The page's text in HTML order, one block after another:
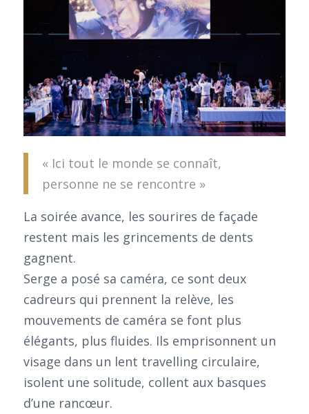
« Ici tout le monde se connaît,
personne ne se rencontre »
La soirée avance, les sourires de façade
restent mais les grincements de dents
gagnent.
Serge a posé sa caméra, ce sont deux
cadreurs qui prennent la relève, les
mouvements de caméra se font plus
élégants, plus fluides. Ils emprisonnent un
visage dans un lent travelling circulaire,
isolent une solitude, collent aux basques
d’une rancœur.